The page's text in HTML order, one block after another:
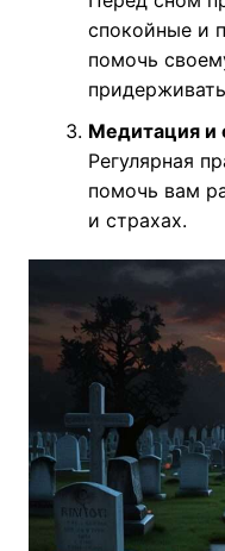
спокойные и
помочь
Медитация и
Регулярная
помочь вам
и страхах.